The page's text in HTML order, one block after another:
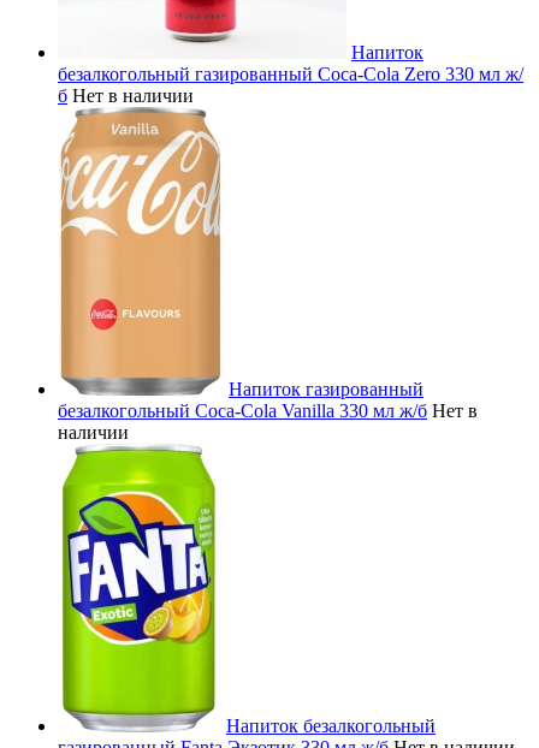
Напиток
безалкогольный газированный Coca-Cola Zero 330 мл ж/
б Нет в наличии
Напиток газированный
безалкогольный Coca-Cola Vanilla 330 мл ж/б Нет в
наличии
Напиток безалкогольный